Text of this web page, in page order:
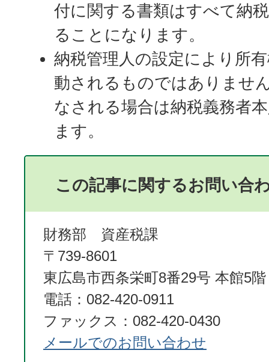
付に関する書類はすべて納
ることになります。
納税管理人の設定により所
動されるものではありませ
なされる場合は納税義務者
ます。
この記事に関するお問い合
財務部 資産税課
〒739-8601
東広島市西条栄町8番29号 本館5階
電話：082-420-0911
ファックス：082-420-0430
メールでのお問い合わせ